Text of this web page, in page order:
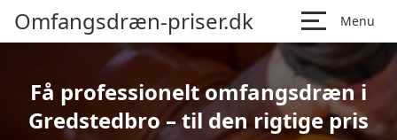
Omfangsdræn-priser.dk Menu
Få professionelt omfangsdræn i
Gredstedbro – til den rigtige pris